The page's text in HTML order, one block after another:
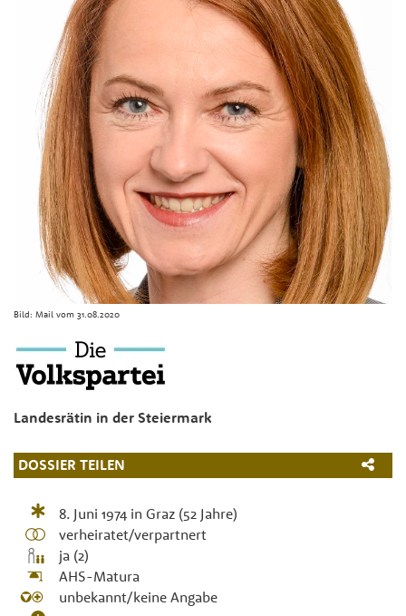
Bild: Mail vom 31.08.2020
Landesrätin in der Steiermark
DOSSIER TEILEN
8. Juni 1974in Graz (52 Jahre)
verheiratet/verpartnert
ja (2)
AHS-Matura
unbekannt/keine Angabe